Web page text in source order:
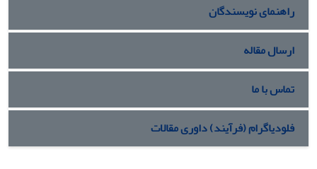
راهنمای نویسندگان
ارسال مقاله
تماس با ما
فلودیاگرام (فرآیند) داوری مقالات